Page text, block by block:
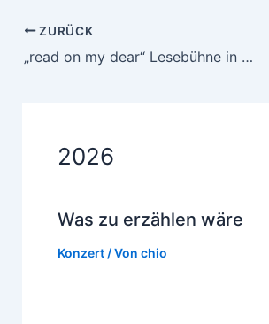
ZURÜCK
„read on my dear“ Lesebühne in der Z-Bar
2026
Was zu erzählen wäre
Konzert / Von chio